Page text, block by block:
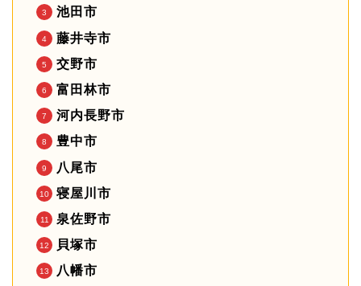
池田市
藤井寺市
交野市
富田林市
河内長野市
豊中市
八尾市
寝屋川市
泉佐野市
貝塚市
八幡市